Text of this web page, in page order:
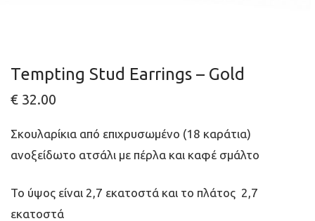
Tempting Stud Earrings – Gold
€ 32.00
Σκουλαρίκια από επιχρυσωμένο (18 καράτια)
ανοξείδωτο ατσάλι με πέρλα και καφέ σμάλτο
Το ύψος είναι 2,7 εκατοστά και το πλάτος 2,7
εκατοστά